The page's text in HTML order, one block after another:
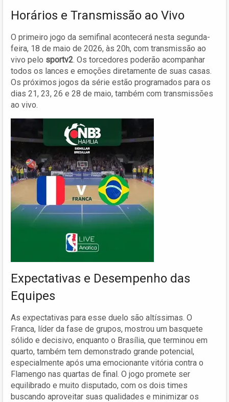
Horários e Transmissão ao Vivo
O primeiro jogo da semifinal acontecerá nesta segunda-
feira, 18 de maio de 2026, às 20h, com transmissão ao
vivo pelo sportv2. Os torcedores poderão acompanhar
todos os lances e emoções diretamente de suas casas.
Os próximos jogos da série estão programados para os
dias 21, 23, 26 e 28 de maio, também com transmissões
ao vivo.
Expectativas e Desempenho das
Equipes
As expectativas para esse duelo são altíssimas. O
Franca, líder da fase de grupos, mostrou um basquete
sólido e decisivo, enquanto o Brasília, que terminou em
quarto, também tem demonstrado grande potencial,
especialmente após uma emocionante vitória contra o
Flamengo nas quartas de final. O jogo promete ser
equilibrado e muito disputado, com os dois times
buscando aproveitar suas qualidades e minimizar os